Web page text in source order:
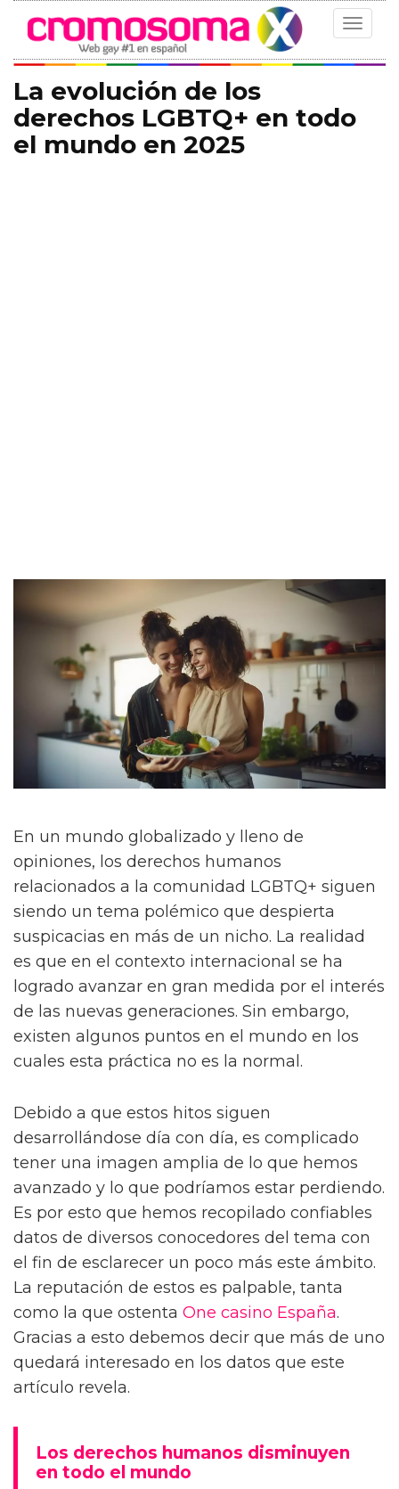
Toggle
La evolución de los
derechos LGBTQ+ en todo
el mundo en 2025
En un mundo globalizado y lleno de
opiniones, los derechos humanos
relacionados a la comunidad LGBTQ+ siguen
siendo un tema polémico que despierta
suspicacias en más de un nicho. La realidad
es que en el contexto internacional se ha
logrado avanzar en gran medida por el interés
de las nuevas generaciones. Sin embargo,
existen algunos puntos en el mundo en los
cuales esta práctica no es la normal.
Debido a que estos hitos siguen
desarrollándose día con día, es complicado
tener una imagen amplia de lo que hemos
avanzado y lo que podríamos estar perdiendo.
Es por esto que hemos recopilado confiables
datos de diversos conocedores del tema con
el fin de esclarecer un poco más este ámbito.
La reputación de estos es palpable, tanta
como la que ostenta One casino España.
Gracias a esto debemos decir que más de uno
quedará interesado en los datos que este
artículo revela.
Los derechos humanos disminuyen
en todo el mundo